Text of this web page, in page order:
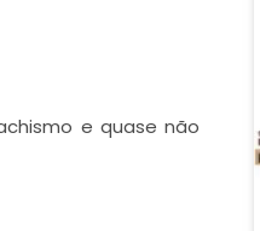
e quase não